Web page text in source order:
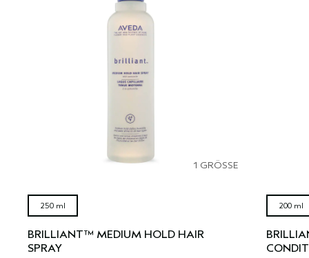
1 GRÖSSE
250 ml
BRILLIANT™ MEDIUM HOLD HAIR
SPRAY
200 ml